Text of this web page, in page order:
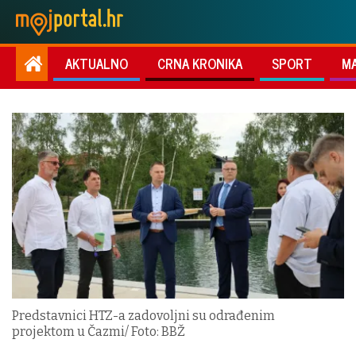
AKTUALNO CRNA KRONIKA SPORT
Predstavnici HTZ-a zadovoljni su odrađenim
projektom u Čazmi/ Foto: BBŽ